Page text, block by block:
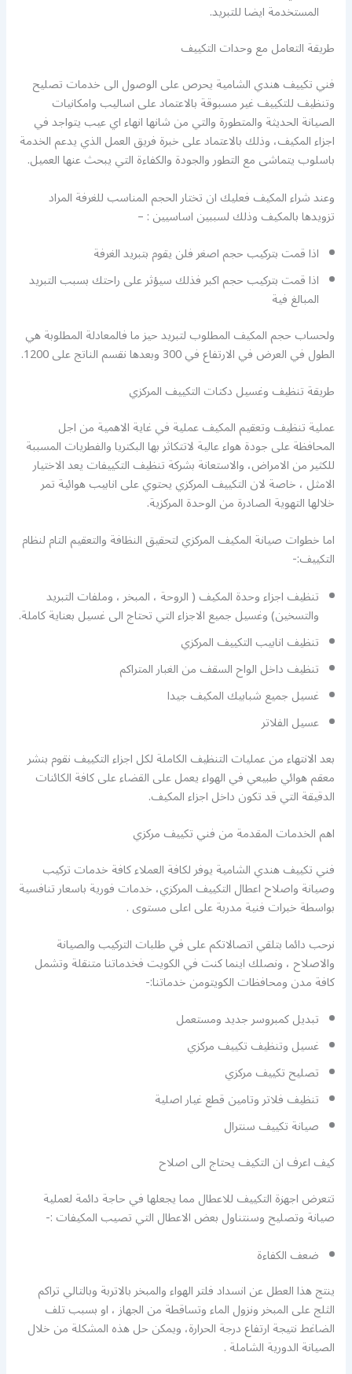
المستخدمة ايضا للتبريد.
طريقة التعامل مع وحدات التكييف
فني تكييف هندي الشامية يحرص على الوصول الى خدمات تصليح
وتنظيف للتكييف غير مسبوقة بالاعتماد على اساليب وامكانيات
الصيانة الحديثة والمتطورة والتي من شانها انهاء اي عيب يتواجد في
اجزاء المكيف، وذلك بالاعتماد على خبرة فريق العمل الذي يدعم الخدمة
باسلوب يتماشى مع التطور والجودة والكفاءة التي يبحث عنها العميل.
وعند شراء المكيف فعليك ان تختار الحجم المناسب للغرفة المراد
تزويدها بالمكيف وذلك لسببين اساسيين : –
اذا قمت بتركيب حجم اصغر فلن يقوم بتبريد الغرفة
اذا قمت بتركيب حجم اكبر فذلك سيؤثر على راحتك بسبب التبريد
المبالغ فية
ولحساب حجم المكيف المطلوب لتبريد حيز ما فالمعادلة المطلوبة هي
الطول في العرض في الارتفاع في 300 وبعدها نقسم الناتج على 1200.
طريقة تنظيف وغسيل دكتات التكييف المركزي
عملية تنظيف وتعقيم المكيف عملية في غاية الاهمية من اجل
المحافظة على جودة هواء عالية لاتتكاثر بها البكتريا والفطريات المسببة
للكثير من الامراض، والاستعانة بشركة تنظيف التكييفات يعد الاختيار
الامثل ، خاصة لان التكييف المركزي يحتوي على انابيب هوائية تمر
خلالها التهوية الصادرة من الوحدة المركزية.
اما خطوات صيانة المكيف المركزي لتحقيق النظافة والتعقيم التام لنظام
التكييف:-
تنظيف اجزاء وحدة المكيف ( الروحة ، المبخر ، وملفات التبريد
والتسخين) وغسيل جميع الاجزاء التي تحتاج الى غسيل بعناية كاملة.
تنظيف انابيب التكييف المركزي
تنظيف داخل الواح السقف من الغبار المتراكم
غسيل جميع شبابيك المكيف جيدا
عسيل الفلاتر
بعد الانتهاء من عمليات التنظيف الكاملة لكل اجزاء التكييف نقوم بنشر
معقم هوائي طبيعي في الهواء يعمل على القضاء على كافة الكائنات
الدقيقة التي قد تكون داخل اجزاء المكيف.
اهم الخدمات المقدمة من فني تكييف مركزي
فني تكييف هندي الشامية يوفر لكافة العملاء كافة خدمات تركيب
وصيانة واصلاح اعطال التكييف المركزي، خدمات فورية باسعار تنافسية
بواسطة خبرات فنية مدربة على اعلى مستوى .
نرحب دائما بتلقي اتصالاتكم على في طلبات التركيب والصيانة
والاصلاح ، ونصلك اينما كنت في الكويت فخدماتنا متنقلة وتشمل
كافة مدن ومحافظات الكويتومن خدماتنا:-
تبديل كمبروسر جديد ومستعمل
غسيل وتنظيف تكييف مركزي
تصليح تكييف مركزي
تنظيف فلاتر وتامين قطع غيار اصلية
صيانة تكييف سنترال
كيف اعرف ان التكيف يحتاج الى اصلاح
تتعرض اجهزة التكييف للاعطال مما يجعلها في حاجة دائمة لعملية
صيانة وتصليح وسنتناول بعض الاعطال التي تصيب المكيفات :-
ضعف الكفاءة
ينتج هذا العطل عن انسداد فلتر الهواء والمبخر بالاتربة وبالتالي تراكم
الثلج على المبخر ونزول الماء وتساقطة من الجهاز ، او بسبب تلف
الضاغط نتيجة ارتفاع درجة الحرارة، ويمكن حل هذه المشكلة من خلال
الصيانة الدورية الشاملة .